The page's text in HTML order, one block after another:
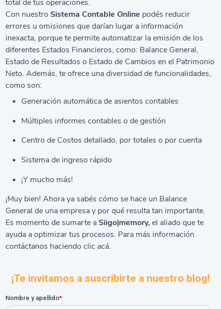
total de tus operaciones.
Con nuestro Sistema Contable Online podés reducir
errores u omisiones que darían lugar a información
inexacta, porque te permite automatizar la emisión de los
diferentes Estados Financieros, como: Balance General,
Estado de Resultados o Estado de Cambios en el Patrimonio
Neto. Además, te ofrece una diversidad de funcionalidades,
como son:
Generación automática de asientos contables
Múltiples informes contables o de gestión
Centro de Costos detallado, por totales o por cuenta
Sistema de ingreso rápido
¡Y mucho más!
¡Muy bien! Ahora ya sabés cómo se hace un Balance
General de una empresa y por qué resulta tan importante.
Es momento de sumarte aSiigo|memory, el aliado que te
ayuda a optimizar tus procesos. Para más información
contáctanos haciendo clic acá.